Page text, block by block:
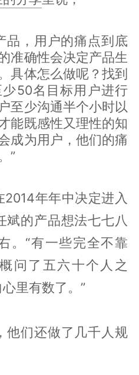
品，用户的痛点到底
准确性会决定产品生
具体怎么做呢？找到
50名目标用户进行
至少沟通半个小时以
能既感性又理性的知
成为用户，他们的痛
”
年年中决定进入
斌的产品想法七七八
。“有一些完全不靠
问了五六十个人之
里有数了。”
他们还做了几千人规